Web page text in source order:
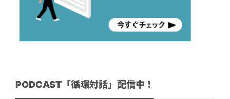
PODCAST「循環対話」配信中！